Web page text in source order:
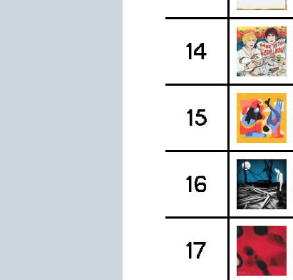
14
15
16
17